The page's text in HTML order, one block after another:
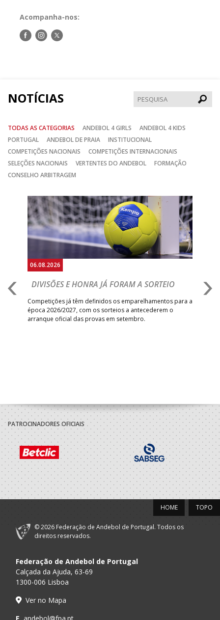
Acompanha-nos:
Siga-Siga-Siga-
NOTÍCIAS
TODAS AS CATEGORIAS ANDEBOL 4 GIRLS
ANDEBOL 4 KIDS
PORTUGAL
ANDEBOL DE PRAIA
INSTITUCIONAL
COMPETIÇÕES NACIONAIS
COMPETIÇÕES INTERNACIONAIS
SELEÇÕES NACIONAIS
VERTENTES DO ANDEBOL
FORMAÇÃO
CONSELHO ARBITRAGEM
06.08.2026
DIVISÕES E HONRA JÁ FORAM A SORTEIO
Competições já têm definidos os emparelhamentos para a
época 2026/2027, com os sorteios a antecederem o
arranque oficial das provas em setembro.
Anterior
PATROCINADORES OFICIAIS
TOPO
HOME
© 2026 Federação de Andebol de Portugal. Todos os
direitos reservados.
Federação de Andebol de Portugal
Calçada da Ajuda, 63-69
1300-006 Lisboa
Ver no Mapa